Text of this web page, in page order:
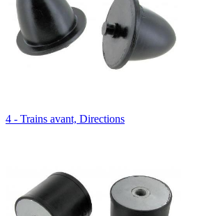
4 - Trains avant, Directions